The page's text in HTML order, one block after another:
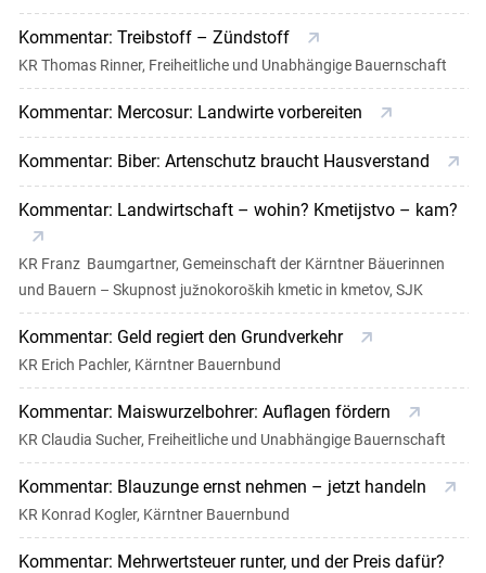
Kommentar: Treibstoff – Zündstoff
KR Thomas Rinner, Freiheitliche und Unabhängige Bauernschaft
Kommentar: Mercosur: Landwirte vorbereiten
Kommentar: Biber: Artenschutz braucht Hausverstand
Kommentar: Landwirtschaft – wohin? Kmetijstvo – kam?
KR Franz Baumgartner, Gemeinschaft der Kärntner Bäuerinnen
und Bauern – Skupnost južnokoroških kmetic in kmetov, SJK
Kommentar: Geld regiert den Grundverkehr
KR Erich Pachler, Kärntner Bauernbund
Kommentar: Maiswurzelbohrer: Auflagen fördern
KR Claudia Sucher, Freiheitliche und Unabhängige Bauernschaft
Kommentar: Blauzunge ernst nehmen – jetzt handeln
KR Konrad Kogler, Kärntner Bauernbund
Kommentar: Mehrwertsteuer runter, und der Preis dafür?